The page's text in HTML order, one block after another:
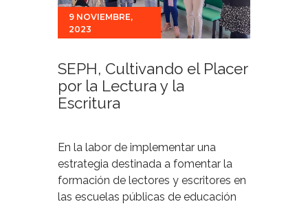
Para ti
Contacto
9 NOVIEMBRE,
2023
SEPH, Cultivando el Placer
por la Lectura y la
Escritura
En la labor de implementar una
estrategia destinada a fomentar la
formación de lectores y escritores en
las escuelas públicas de educación